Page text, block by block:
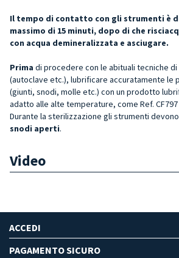
Il tempo di contatto con gli strumenti è
massimo di 15 minuti, dopo di che
con acqua demineralizzata e asciugare.
Prima di procedere con le abituali tecniche di
(autoclave etc.), lubrificare accuratamente le
(giunti, snodi, molle etc.) con un prodotto
adatto alle alte temperature, come Ref. CF797
Durante la sterilizzazione gli strumenti
snodi aperti.
Video
ACCEDI
PAGAMENTO SICURO